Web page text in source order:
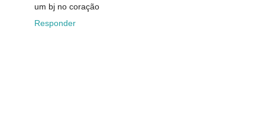
um bj no coração
Responder